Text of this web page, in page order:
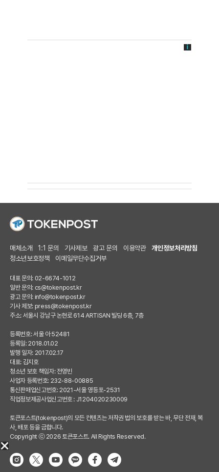
매체소개 1:1 문의 기사제보 광고 문의 이용약관
개인정보처리방침
청소년보호정책
이메일무단수집거부
대표 문의: 02-6674-1012
일반 문의: cs@tokenpost.kr
광고 문의: info@tokenpost.kr
기사 제보: press@tokenpost.kr
주소: 서울시 강남구 논현로 614 ARTISAN 빌딩 6층, 7층
등록번호: 서울 아 52481
등록일: 2018.01.02
발행 일자: 2017.02.17
대표: 김지호
청소년 보호 책임자: 전영빈
사업자 등록번호: 232-88-00885
통신판매업신고번호: 2021-서울 영등포-2531
직업정보제공사업신고번호 : J1204020230009
토큰포스트(tokenpost)의 모든 컨텐츠는 저작권 법의 보호를 받는 바, 무단 전재, 복
사, 배포 등을 금합니다.
Copyright ⓒ 2026 토큰포스트. All Rights Reserved.